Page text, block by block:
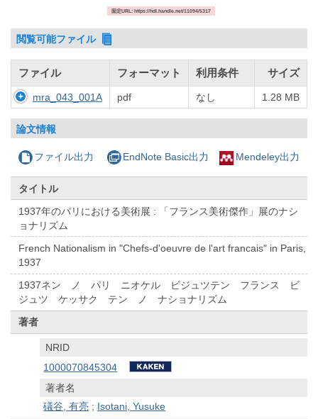
固定URL: https://hdl.handle.net/11094/5317
閲覧可能ファイル
ファイル フォーマット 利用条件 サイズ
mra_043_001A pdf なし 1.28 MB
論文情報
ファイル出力 EndNote Basic出力 Mendeley出力
タイトル
1937年のパリにおける美術展 : 「フランス美術傑作」展のナシ
ョナリズム
French Nationalism in "Chefs-d'oeuvre de l'art francais" in Paris,
1937
1937ネン ノ パリ ニオケル ビジュツテン フランス ビ
ジュツ ケッサク テン ノ ナショナリズム
著者
NRID
1000070845304
著者名
礒谷, 有亮 ; Isotani, Yusuke